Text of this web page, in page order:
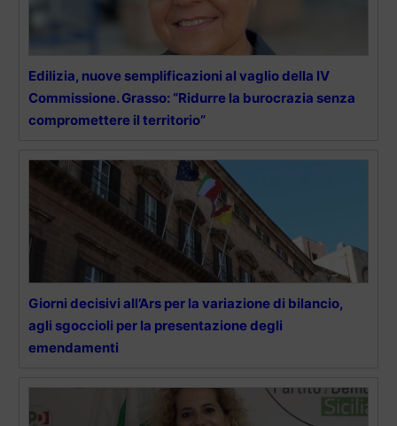
Edilizia, nuove semplificazioni al vaglio della IV
Commissione. Grasso: “Ridurre la burocrazia senza
compromettere il territorio”
Giorni decisivi all’Ars per la variazione di bilancio,
agli sgoccioli per la presentazione degli
emendamenti